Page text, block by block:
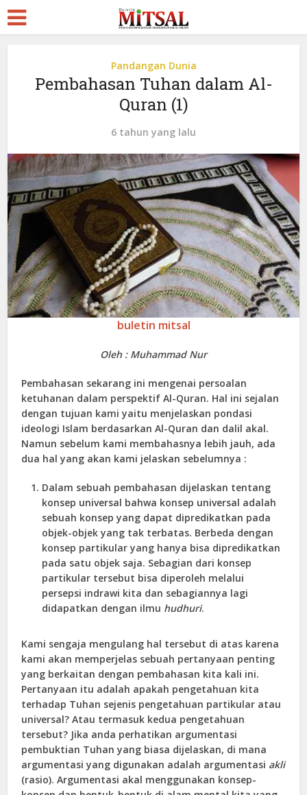
Pandangan Dunia
Pembahasan Tuhan dalam Al-
Quran (1)
6 tahun yang lalu
buletin mitsal
Oleh : Muhammad Nur
Pembahasan sekarang ini mengenai persoalan
ketuhanan dalam perspektif Al-Quran. Hal ini sejalan
dengan tujuan kami yaitu menjelaskan pondasi
ideologi Islam berdasarkan Al-Quran dan dalil akal.
Namun sebelum kami membahasnya lebih jauh, ada
dua hal yang akan kami jelaskan sebelumnya :
Dalam sebuah pembahasan dijelaskan tentang
konsep universal bahwa konsep universal adalah
sebuah konsep yang dapat dipredikatkan pada
objek-objek yang tak terbatas. Berbeda dengan
konsep partikular yang hanya bisa dipredikatkan
pada satu objek saja. Sebagian dari konsep
partikular tersebut bisa diperoleh melalui
persepsi indrawi kita dan sebagiannya lagi
didapatkan dengan ilmu hudhuri.
Kami sengaja mengulang hal tersebut di atas karena
kami akan memperjelas sebuah pertanyaan penting
yang berkaitan dengan pembahasan kita kali ini.
Pertanyaan itu adalah apakah pengetahuan kita
terhadap Tuhan sejenis pengetahuan partikular atau
universal? Atau termasuk kedua pengetahuan
tersebut? Jika anda perhatikan argumentasi
pembuktian Tuhan yang biasa dijelaskan, di mana
argumentasi yang digunakan adalah argumentasi akli
(rasio). Argumentasi akal menggunakan konsep-